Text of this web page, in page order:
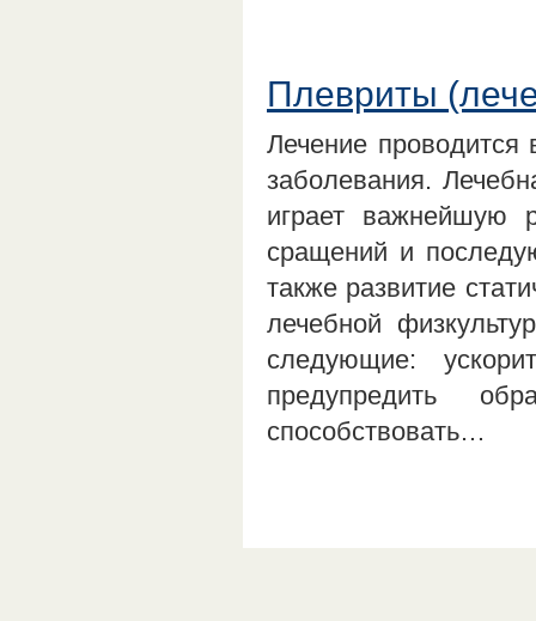
Плевриты
Лечение проводится
заболевания.
играет важнейшую
сращений и
также развитие
лечебной
следующие:
предупредить
способствовать…